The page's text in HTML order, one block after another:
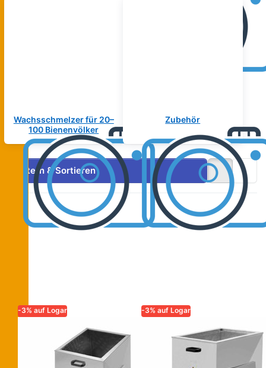
Wachsschmelzer für 20–
100 Bienenvölker
Zubehör
Filtern & Sortieren
-3% auf Logar
LOGAR – QUALITÄT UND
ZUVERLÄSSIGKEIT FÜR
-3% auf Logar
LOGAR – QUALITÄT UND
ZUVERLÄSSIGKEIT FÜR